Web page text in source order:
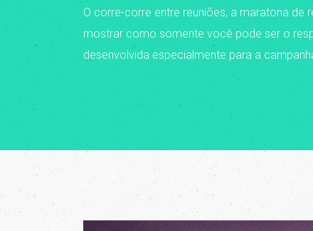
O corre-corre entre reuniões, a maratona de
mostrar como somente você pode ser o
desenvolvida especialmente para a